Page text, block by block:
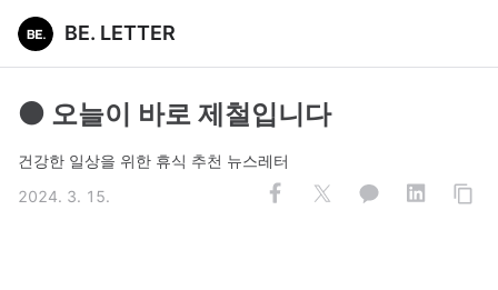
BE. LETTER
⚫️ 오늘이 바로 제철입니다
건강한 일상을 위한 휴식 추천 뉴스레터
2024. 3. 15.